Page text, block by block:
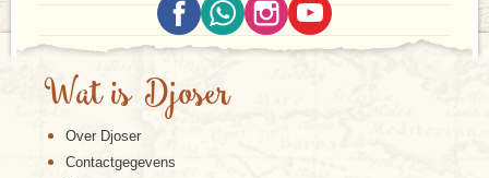
Wat is Djoser
Over Djoser
Contactgegevens